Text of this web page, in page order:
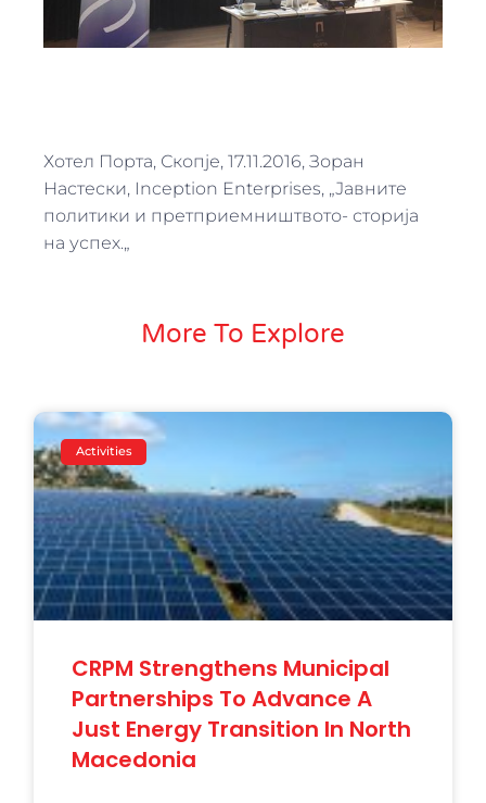
Хотел Порта, Скопје, 17.11.2016, Зоран
Настески, Inception Enterprises, „Јавните
политики и претприемништвото- сторија
на успех.„
More To Explore
Activities
CRPM Strengthens Municipal
Partnerships To Advance A
Just Energy Transition In North
Macedonia